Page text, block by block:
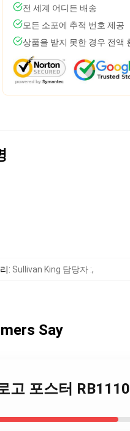
전 세계 어디든 배송
모든 소포에 추적 번호 제공
상품을 받지 못한 경우 전액
: Sullivan King 담당자 :,
Say
고 포스터 RB1110